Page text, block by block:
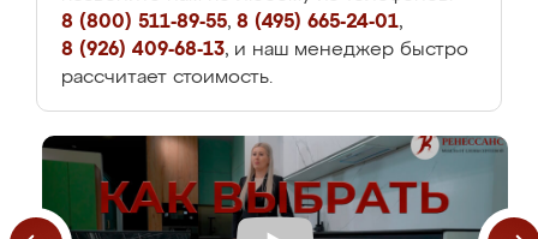
8 (800) 511-89-55, 8 (495) 665-24-01,
8 (926) 409-68-13, и наш менеджер быстро
рассчитает стоимость.